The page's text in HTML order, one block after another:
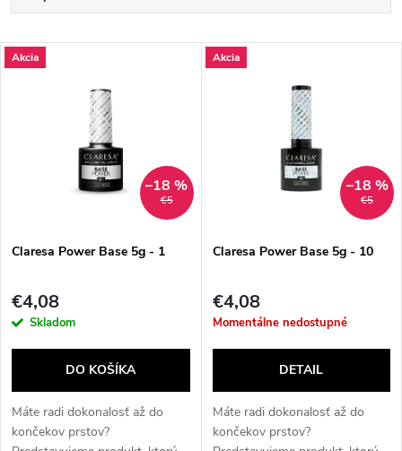
a
e
p
r
o
Najdrahšie
Najpredávanejšie
V
s
p
r
d
Akcia
€5
–18 %
Claresa Power Base 5g - 1
€4,08
Skladom
DO KOŠÍKA
Máte radi dokonalosť až do
končekov prstov?
Akcia
€5
–18 %
Claresa Power Base 5g - 10
€4,08
Momentálne nedostupné
DETAIL
Máte radi dokonalosť až do
končekov prstov?